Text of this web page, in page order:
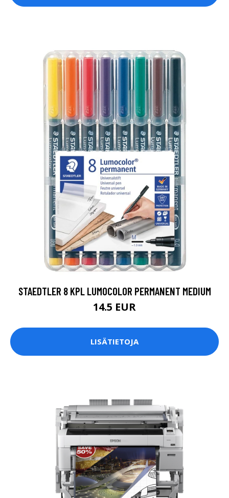
STAEDTLER 8 KPL LUMOCOLOR PERMANENT MEDIUM
14.5 EUR
LISÄTIETOJA